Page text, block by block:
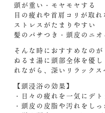
頭が重い・モヤモヤする
目の疲れや首肩コリが取れ
ストレスがたまりやすい
髪のパサつき・頭皮のニオ
そんな時におすすめなのが
ぬるま湯に頭部全体を優
れながら、深いリラックス
【頭浸浴の効果】
・日々の疲れを一気にデト
・頭皮の皮脂や汚れをし